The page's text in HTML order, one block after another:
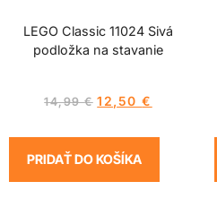
LEGO Classic 11024 Sivá
podložka na stavanie
14,99€ 12,50€
PRIDAŤ DO KOŠÍKA